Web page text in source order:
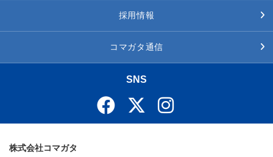
採用情報
コマガタ通信
SNS
株式会社コマガタ